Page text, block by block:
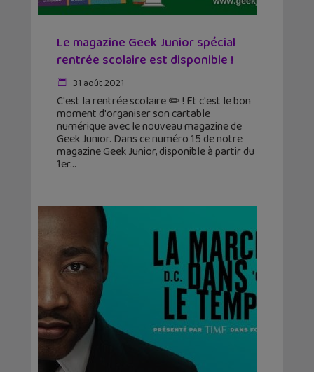
Le magazine Geek Junior spécial
rentrée scolaire est disponible !
31 août 2021
C'est la rentrée scolaire ✏️ ! Et c'est le bon
moment d'organiser son cartable
numérique avec le nouveau magazine de
Geek Junior. Dans ce numéro 15 de notre
magazine Geek Junior, disponible à partir du
1er